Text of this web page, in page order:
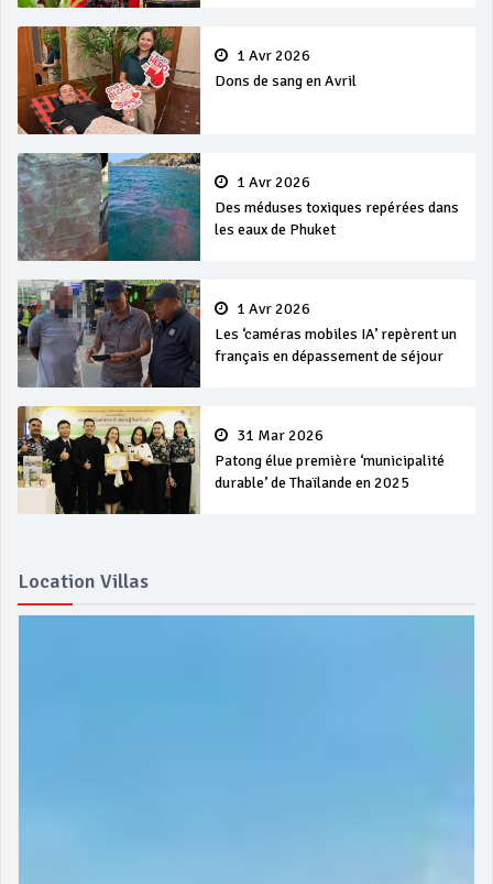
1 Avr 2026
Dons de sang en Avril
1 Avr 2026
Des méduses toxiques repérées dans
les eaux de Phuket
1 Avr 2026
Les ‘caméras mobiles IA’ repèrent un
français en dépassement de séjour
31 Mar 2026
Patong élue première ‘municipalité
durable’ de Thaïlande en 2025
Location Villas